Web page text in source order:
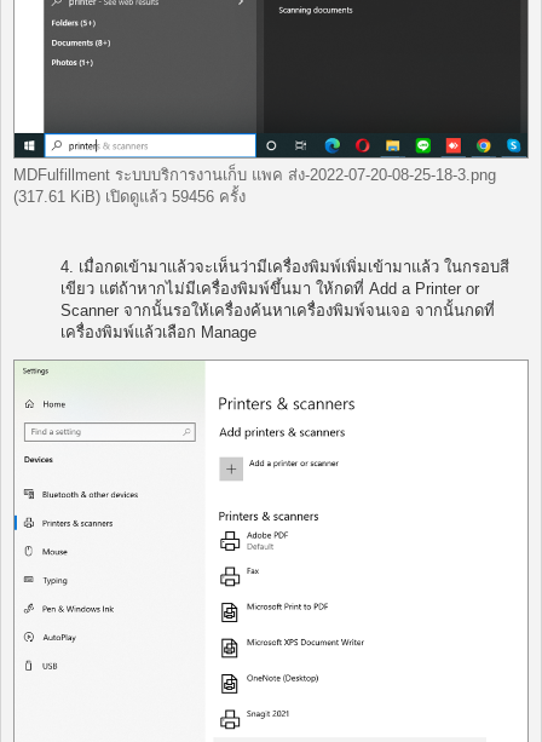
MDFulfillment ระบบบริการงานเก็บ แพค ส่ง-2022-07-20-08-25-18-3.png
(317.61 KiB) เปิดดูแล้ว 59456 ครั้ง
4. เมื่อกดเข้ามาแล้วจะเห็นว่ามีเครื่องพิมพ์เพิ่มเข้ามาแล้ว ในกรอบสี
เขียว แต่ถ้าหากไม่มีเครื่องพิมพ์ขึ้นมา ให้กดที่ Add a Printer or
Scanner จากนั้นรอให้เครื่องค้นหาเครื่องพิมพ์จนเจอ จากนั้นกดที่
เครื่องพิมพ์แล้วเลือก Manage